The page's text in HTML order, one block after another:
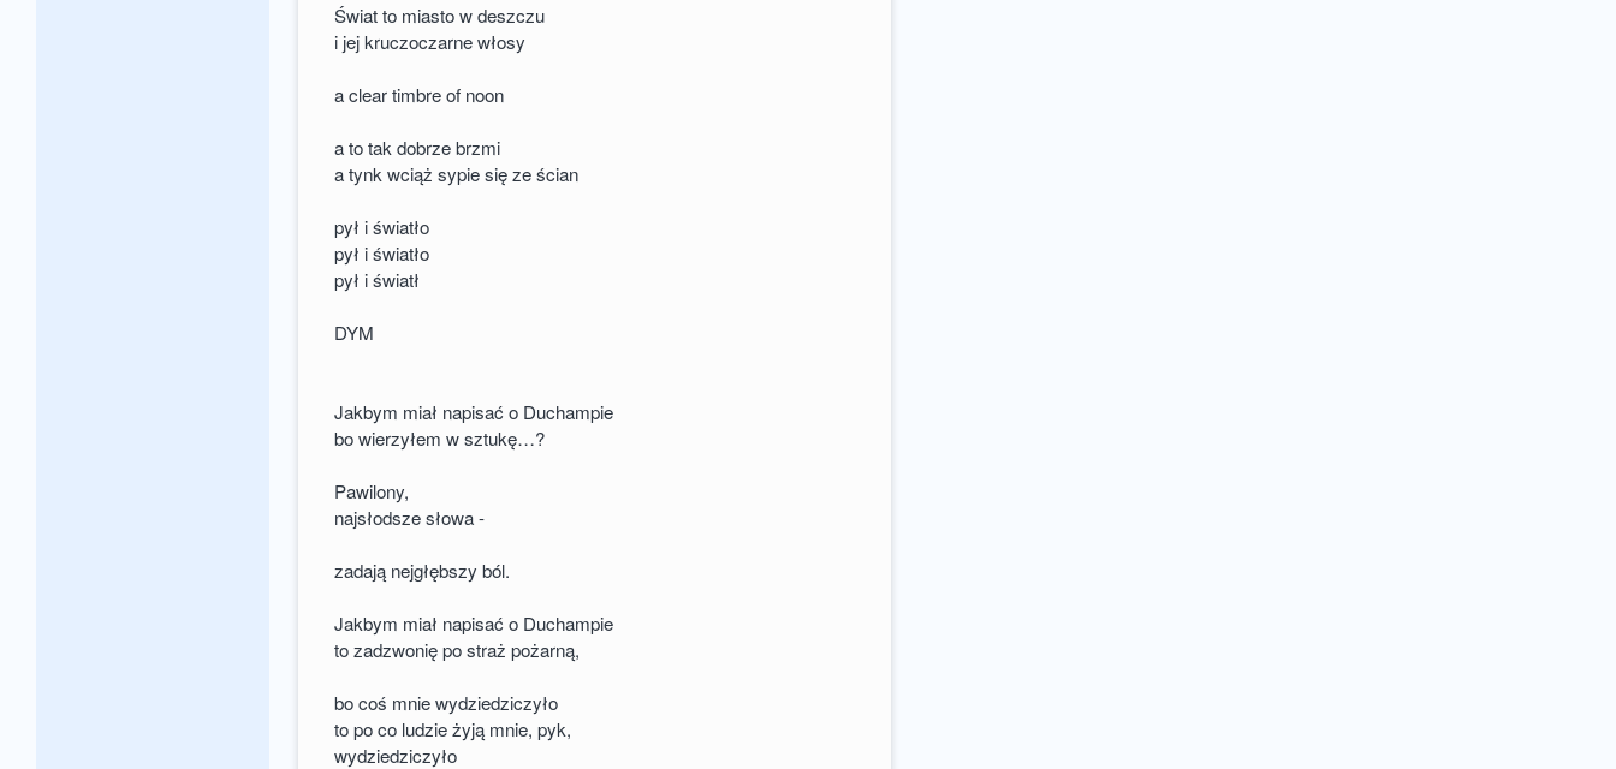
Świat to miasto w deszczu
i jej kruczoczarne włosy
a clear timbre of noon
a to tak dobrze brzmi
a tynk wciąż sypie się ze ścian
pył i światło
pył i światło
pył i światł
DYM
Jakbym miał napisać o Duchampie
bo wierzyłem w sztukę…?
Pawilony,
najsłodsze słowa -
zadają nejgłębszy ból.
Jakbym miał napisać o Duchampie
to zadzwonię po straż pożarną,
bo coś mnie wydziedziczyło
to po co ludzie żyją mnie, pyk,
wydziedziczyło